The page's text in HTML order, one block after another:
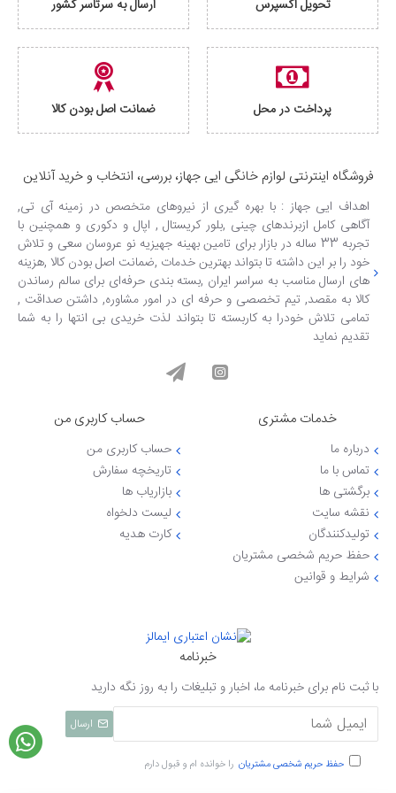
تحویل اکسپرس ارسال به سرتاسر کشور
پرداخت در محل ضمانت اصل بودن کالا
فروشگاه اینترنتی لوازم خانگی ایی جهاز، بررسی، انتخاب و خرید آنلاین
اهداف ایی جهاز : با بهره گیری از نیروهای متخصص در زمینه آی تی,
آگاهی کامل ازبرندهای چینی ,بلور کریستال , اپال و دکوری و همچنین با
تجربه 33 ساله در بازار برای تامین بهینه جهیزیه نو عروسان سعی و تلاش
خود را بر این داشته تا بتواند بهترین خدمات ,ضمانت اصل بودن کالا ,هزینه
های ارسال مناسب به سراسر ایران ,بسته بندی حرفه‌ای برای سالم رساندن
کالا به مقصد, تیم تخصصی و حرفه ای در امور مشاوره, داشتن صداقت ,
تمامی تلاش خودرا به کاربسته تا بتواند لذت خریدی بی انتها را به شما
تقدیم نماید
خدمات مشتری
درباره ما
تماس با ما
برگشتی ها
نقشه سایت
تولیدکنندگان
حفظ حریم شخصی مشتریان
شرایط و قوانین
حساب کاربری من
حساب کاربری من
تاریخچه سفارش
بازاریاب ها
لیست دلخواه
کارت هدیه
خبرنامه
با ثبت نام برای خبرنامه ما، اخبار و تبلیغات را به روز نگه دارید
ارسال
حفظ حریم شخصی مشتریان را خوانده ام و قبول دارم